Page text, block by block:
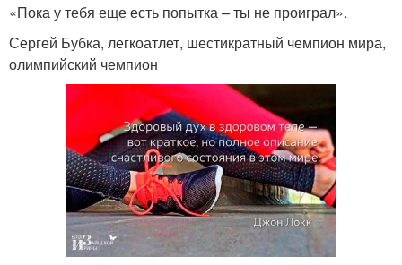
«Пока у тебя еще есть попытка – ты не проиграл».
Сергей Бубка, легкоатлет, шестикратный чемпион мира,
олимпийский чемпион